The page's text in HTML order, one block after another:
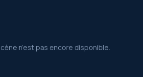
n’est pas encore disponible.